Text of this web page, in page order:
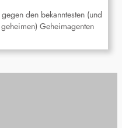
den bekanntesten (und
Geheimagenten